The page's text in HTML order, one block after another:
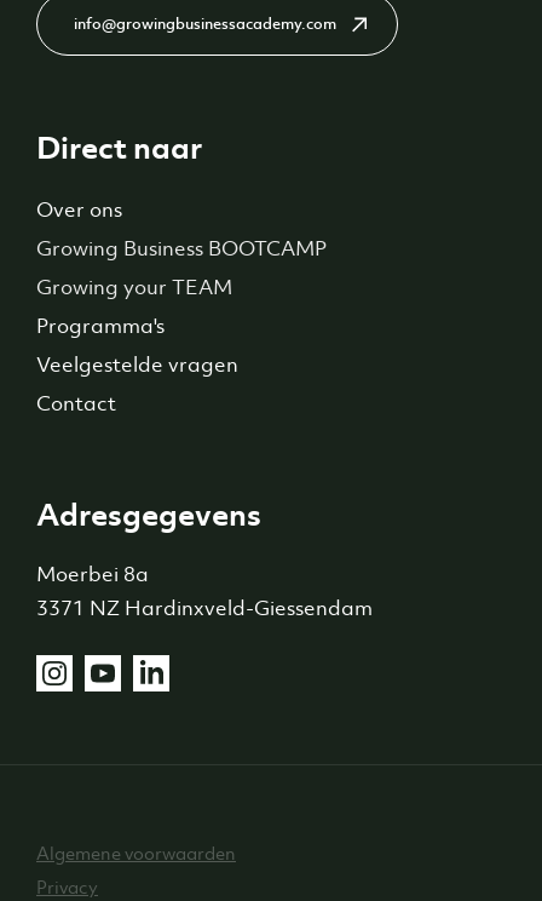
info@growingbusinessacademy.com
Direct naar
Over ons
Growing Business BOOTCAMP
Growing your TEAM
Programma's
Veelgestelde vragen
Contact
Adresgegevens
Moerbei 8a
3371 NZ Hardinxveld-Giessendam
Algemene voorwaarden
Privacy